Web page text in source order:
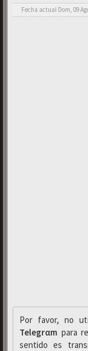
Fecha actual Dom, 09
Por favor, no
Telegrαm para
sentido es